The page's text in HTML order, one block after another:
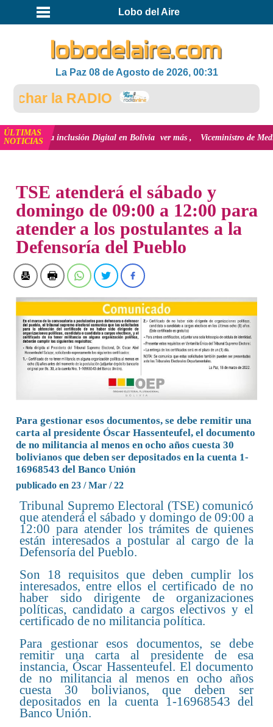
Lobo del Aire
La Paz 08 de Agosto de 2026, 00:31
la RADIO
ÚLTIMAS
NOTICIASy la inclusión Digital en Bolivia ver más Viceministro de Medio
TSE atenderá el sábado y
domingo de 09:00 a 12:00 para
atender a los postulantes a la
Defensoría del Pueblo
Para gestionar esos documentos, se debe remitir una
carta al presidente Óscar Hassenteufel, el documento
de no militancia al menos en ocho años cuesta 30
bolivianos que deben ser depositados en la cuenta 1-
16968543 del Banco Unión
publicado en 23 / Mar / 22
Tribunal Supremo Electoral (TSE) comunicó
que atenderá el sábado y domingo de 09:00 a
12:00 para atender los trámites de quienes
están interesados a postular al cargo de la
Defensoría del Pueblo.
Son 18 requisitos que deben cumplir los
interesados, entre ellos el certificado de no
haber sido dirigente de organizaciones
políticas, candidato a cargos electivos y el
certificado de no militancia política.
Para gestionar esos documentos, se debe
remitir una carta al presidente de esa
instancia, Óscar Hassenteufel. El documento
de no militancia al menos en ocho años
cuesta 30 bolivianos, que deben ser
depositados en la cuenta 1-16968543 del
Banco Unión.